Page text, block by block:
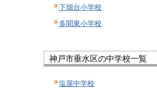
下畑台小学校
多聞東小学校
神戸市垂水区の中学校一覧
塩屋中学校